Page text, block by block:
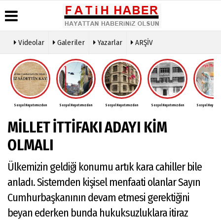
Haber
Arşivi
Günün
Haberleri
Biyografiler
Köşe
Yazarları
Video
Galeri
Foto
Künye
İletişim
Çerez
Politikası
Videolar Galeriler Yazarlar ARŞİV
Sosyal Hayatımızdan Sosyal Hayatımızdan Sosyal Hayatımızdan Sosyal Hayatımızdan Sosyal
MİLLET İTTİFAKI ADAYI KİM
OLMALI
Ülkemizin geldiği konumu artık kara cahiller bile
anladı. Sistemden kişisel menfaati olanlar Sayın
Cumhurbaşkanının devam etmesi gerektiğini
beyan ederken bunda hukuksuzluklara itiraz